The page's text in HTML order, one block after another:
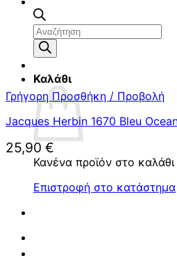
Αναζήτηση
προϊόντων
Καλάθι
Κανένα προϊόν στο
Επιστροφή στο κατάστημα
Γρήγορη Προσθήκη / Προβολή
Jacques Herbin 1670 Bleu
25,90 €